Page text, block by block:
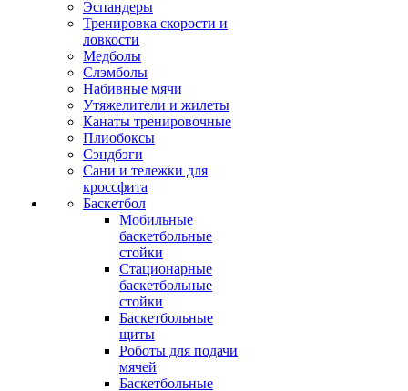
Эспандеры
Тренировка скорости и
ловкости
Медболы
Слэмболы
Набивные мячи
Утяжелители и жилеты
Канаты тренировочные
Плиобоксы
Сэндбэги
Сани и тележки для
кроссфита
Баскетбол
Мобильные
баскетбольные
стойки
Стационарные
баскетбольные
стойки
Баскетбольные
щиты
Роботы для подачи
мячей
Баскетбольные